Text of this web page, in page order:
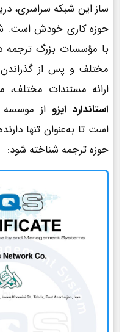
ساز این شبکه سراسری،
حوزه کاری خودش است.
با مؤسسات بزرگ ترجمه
مختلف و پس از
ارائه مستندات مختلف،
استاندارد ایزو از موسسه
است تا به‌عنوان تنها
حوزه ترجمه شناخته شود: